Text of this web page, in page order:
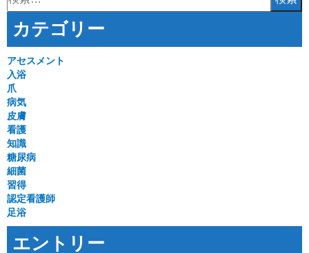
索:
カテゴリー
アセスメント
入浴
爪
病気
皮膚
看護
知識
糖尿病
細菌
習得
認定看護師
足浴
エントリー